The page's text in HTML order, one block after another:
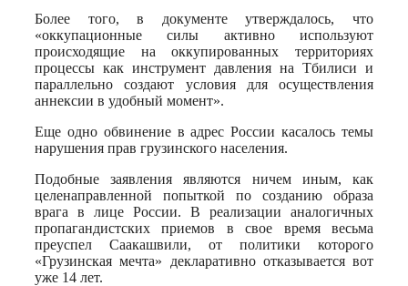
Более того, в документе утверждалось, что
«оккупационные силы активно используют
происходящие на оккупированных территориях
процессы как инструмент давления на Тбилиси и
параллельно создают условия для осуществления
аннексии в удобный момент».
Еще одно обвинение в адрес России касалось темы
нарушения прав грузинского населения.
Подобные заявления являются ничем иным, как
целенаправленной попыткой по созданию образа
врага в лице России. В реализации аналогичных
пропагандистских приемов в свое время весьма
преуспел Саакашвили, от политики которого
«Грузинская мечта» декларативно отказывается вот
уже 14 лет.